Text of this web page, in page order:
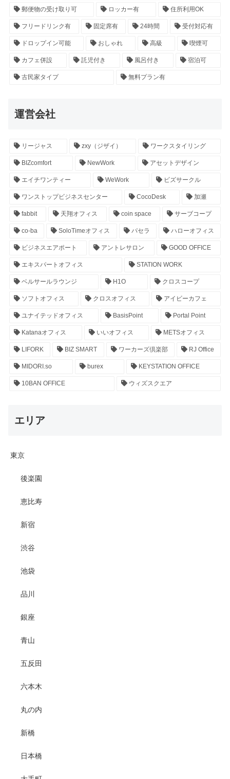
郵便物の受け取り可 ロッカー有 住所利用OK
フリードリンク有 固定席有 24時間 受付対応有
ドロップイン可能 おしゃれ 高級 喫煙可
カフェ併設 託児付き 風呂付き 宿泊可
古民家タイプ 無料プラン有
運営会社
リージャス zxy（ジザイ） ワークスタイリング
BIZcomfort NewWork アセットデザイン
エイチワンティー WeWork ビズサークル
ワンストップビジネスセンター CocoDesk 加瀬
fabbit 天翔オフィス coin space サーブコープ
co-ba SoloTimeオフィス パセラ ハローオフィス
ビジネスエアポート アントレサロン GOOD OFFICE
エキスパートオフィス STATION WORK
ベルサールラウンジ H1O クロスコープ
ソフトオフィス クロスオフィス アイビーカフェ
ユナイテッドオフィス BasisPoint Portal Point
Katanaオフィス いいオフィス METSオフィス
LIFORK BIZ SMART ワーカーズ倶楽部 RJ Office
MIDORI.so burex KEYSTATION OFFICE
10BAN OFFICE ウィズスクエア
エリア
東京
後楽園
恵比寿
新宿
渋谷
池袋
品川
銀座
青山
五反田
六本木
丸の内
新橋
日本橋